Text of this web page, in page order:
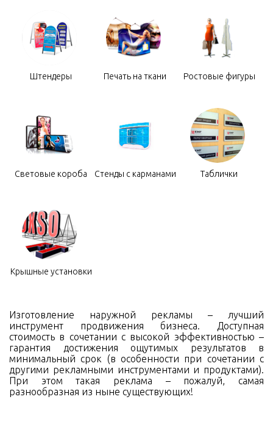
Штендеры Печать на ткани Ростовые фигуры
Световые короба Стенды с карманами Таблички
Крышные установки
Изготовление наружной рекламы – лучший
инструмент продвижения бизнеса. Доступная
стоимость в сочетании с высокой эффективностью –
гарантия достижения ощутимых результатов в
минимальный срок (в особенности при сочетании с
другими рекламными инструментами и продуктами).
При этом такая реклама – пожалуй, самая
разнообразная из ныне существующих!